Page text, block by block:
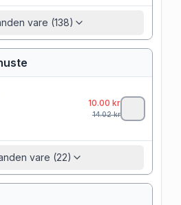
vare (138)
10.00 kr
14.02kr
vare (22)